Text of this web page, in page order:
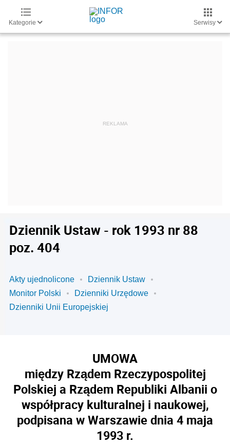
Kategorie Serwisy
Dziennik Ustaw - rok 1993 nr 88
poz. 404
Akty ujednolicone
Dziennik Ustaw
Monitor Polski
Dzienniki Urzędowe
Dzienniki Unii Europejskiej
UMOWA
między Rządem Rzeczypospolitej
Polskiej a Rządem Republiki Albanii o
współpracy kulturalnej i naukowej,
podpisana w Warszawie dnia 4 maja
1993 r.